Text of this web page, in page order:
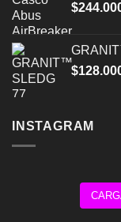
$
$
INSTAGRAM